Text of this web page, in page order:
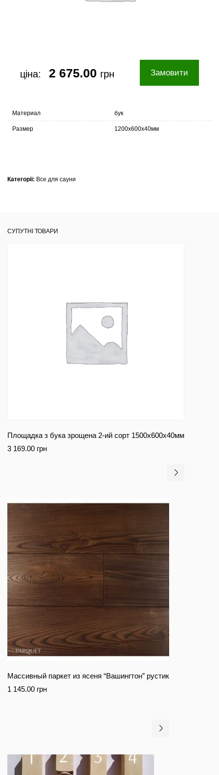
ціна: 2 675.00 грн Замовити
Материал бук
Размер 1200х600х40мм
Категорії: Все для сауни
СУПУТНІ ТОВАРИ
Площадка з бука зрощена 2-ий сорт 1500х600х40мм
3 169.00 грн
Массивный паркет из ясеня “Вашингтон” рустик
1 145.00 грн